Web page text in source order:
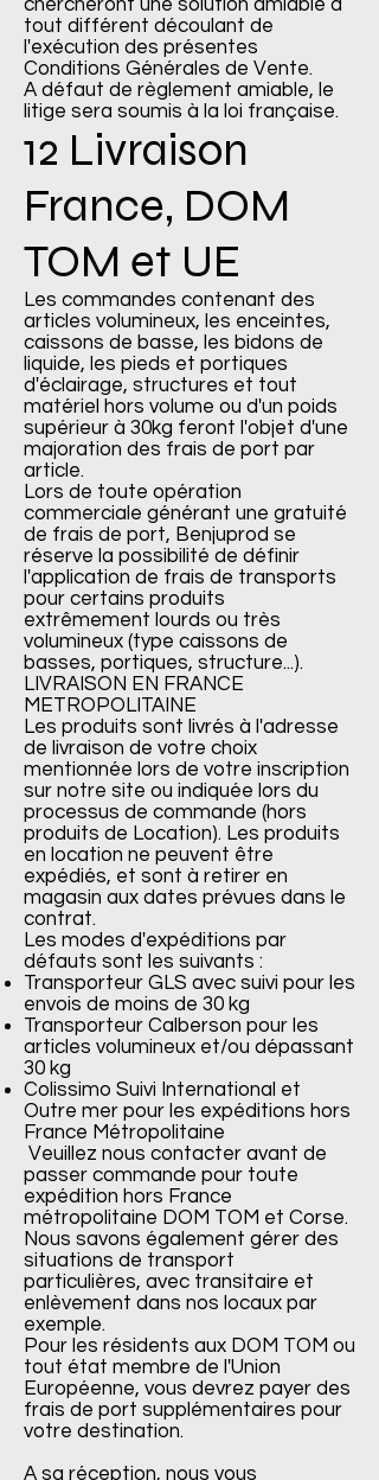
chercheront une solution amiable à
tout différent découlant de
l'exécution des présentes
Conditions Générales de Vente.
A défaut de règlement amiable, le
litige sera soumis à la loi française.
12 Livraison
France, DOM
TOM et UE
Les commandes contenant des
articles volumineux, les enceintes,
caissons de basse, les bidons de
liquide, les pieds et portiques
d'éclairage, structures et tout
matériel hors volume ou d'un poids
supérieur à 30kg feront l'objet d'une
majoration des frais de port par
article.
Lors de toute opération
commerciale générant une gratuité
de frais de port, Benjuprod se
réserve la possibilité de définir
l'application de frais de transports
pour certains produits
extrêmement lourds ou très
volumineux (type caissons de
basses, portiques, structure...).
LIVRAISON EN FRANCE
METROPOLITAINE
Les produits sont livrés à l'adresse
de livraison de votre choix
mentionnée lors de votre inscription
sur notre site ou indiquée lors du
processus de commande (hors
produits de Location). Les produits
en location ne peuvent être
expédiés, et sont à retirer en
magasin aux dates prévues dans le
contrat.
Les modes d'expéditions par
défauts sont les suivants :
Transporteur GLS avec suivi pour les
envois de moins de 30 kg
Transporteur Calberson pour les
articles volumineux et/ou dépassant
30 kg
Colissimo Suivi International et
Outre mer pour les expéditions hors
France Métropolitaine
Veuillez nous contacter avant de
passer commande pour toute
expédition hors France
métropolitaine DOM TOM et Corse.
Nous savons également gérer des
situations de transport
particulières, avec transitaire et
enlèvement dans nos locaux par
exemple.
Pour les résidents aux DOM TOM ou
tout état membre de l'Union
Européenne, vous devrez payer des
frais de port supplémentaires pour
votre destination.
A sa réception, nous vous